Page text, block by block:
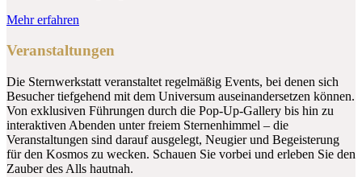
Mehr erfahren
Veranstaltungen
Die Sternwerkstatt veranstaltet regelmäßig Events, bei denen sich
Besucher tiefgehend mit dem Universum auseinandersetzen können.
Von exklusiven Führungen durch die Pop-Up-Gallery bis hin zu
interaktiven Abenden unter freiem Sternenhimmel – die
Veranstaltungen sind darauf ausgelegt, Neugier und Begeisterung
für den Kosmos zu wecken. Schauen Sie vorbei und erleben Sie den
Zauber des Alls hautnah.